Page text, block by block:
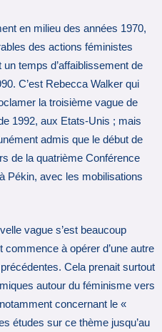
en milieu des années 1970,
des actions féministes
un temps d’affaiblissement de
C’est Rebecca Walker qui
la troisième vague de
1992, aux Etats-Unis ; mais
admis que le début de
de la quatrième Conférence
Pékin, avec les mobilisations
vague s’est beaucoup
commence à opérer d’une autre
Cela prenait surtout
autour du féminisme vers
concernant le «
études sur ce thème jusqu’au